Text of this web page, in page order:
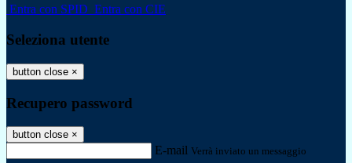
Entra con SPID Entra con CIE
Seleziona utente
button close ×
Recupero password
button close ×
E-mail Verrà inviato un messaggio